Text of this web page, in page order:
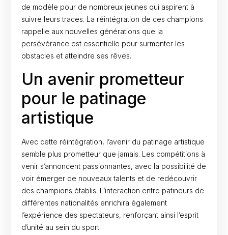
de modèle pour de nombreux jeunes qui aspirent à
suivre leurs traces. La réintégration de ces champions
rappelle aux nouvelles générations que la
persévérance est essentielle pour surmonter les
obstacles et atteindre ses rêves.
Un avenir prometteur
pour le patinage
artistique
Avec cette réintégration, l’avenir du patinage artistique
semble plus prometteur que jamais. Les compétitions à
venir s’annoncent passionnantes, avec la possibilité de
voir émerger de nouveaux talents et de redécouvrir
des champions établis. L’interaction entre patineurs de
différentes nationalités enrichira également
l’expérience des spectateurs, renforçant ainsi l’esprit
d’unité au sein du sport.